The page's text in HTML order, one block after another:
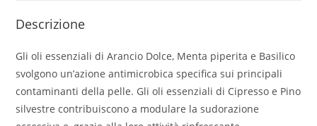
Descrizione
Gli oli essenziali di Arancio Dolce, Menta piperita e Basilico
svolgono un’azione antimicrobica specifica sui principali
contaminanti della pelle. Gli oli essenziali di Cipresso e Pino
silvestre contribuiscono a modulare la sudorazione